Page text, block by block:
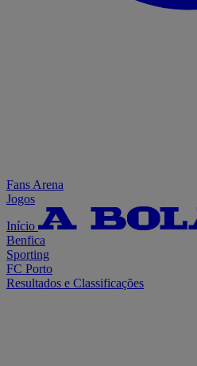
Fans Arena
Jogos
Início
Benfica
Sporting
FC Porto
Resultados e Classificações